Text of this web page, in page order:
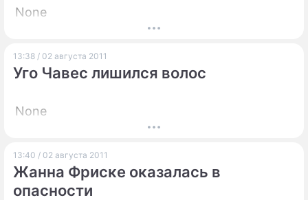
None
13:38 / 02 августа 2011
Уго Чавес лишился волос
None
13:40 / 02 августа 2011
Жанна Фриске оказалась в
опасности